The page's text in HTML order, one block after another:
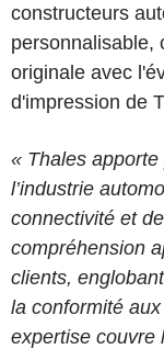
constructeurs
personnalisable,
originale avec
d'impression de
« Thales apporte
l’industrie
connectivité et
compréhension
clients,
la conformité
expertise couvre